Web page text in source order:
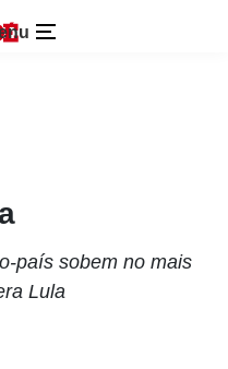
país sobem no mais
Lula